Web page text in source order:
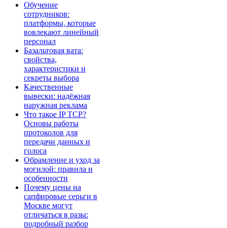
Обучение
сотрудников:
платформы, которые
вовлекают линейный
персонал
Базальтовая вата:
свойства,
характеристики и
секреты выбора
Качественные
вывески: надёжная
наружная реклама
Что такое IP TCP?
Основы работы
протоколов для
передачи данных и
голоса
Обрамление и уход за
могилой: правила и
особенности
Почему цены на
сапфировые серьги в
Москве могут
отличаться в разы:
подробный разбор